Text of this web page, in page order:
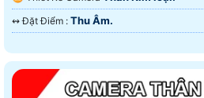
️↭ Đặt Điểm : Thu Âm.